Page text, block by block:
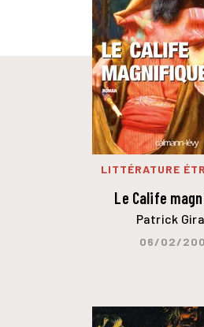
LITTÉRATURE
Le Calife
Patrick
06/02/